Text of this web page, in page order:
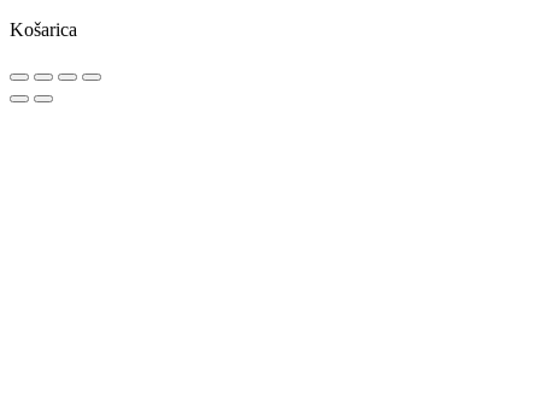
Košarica